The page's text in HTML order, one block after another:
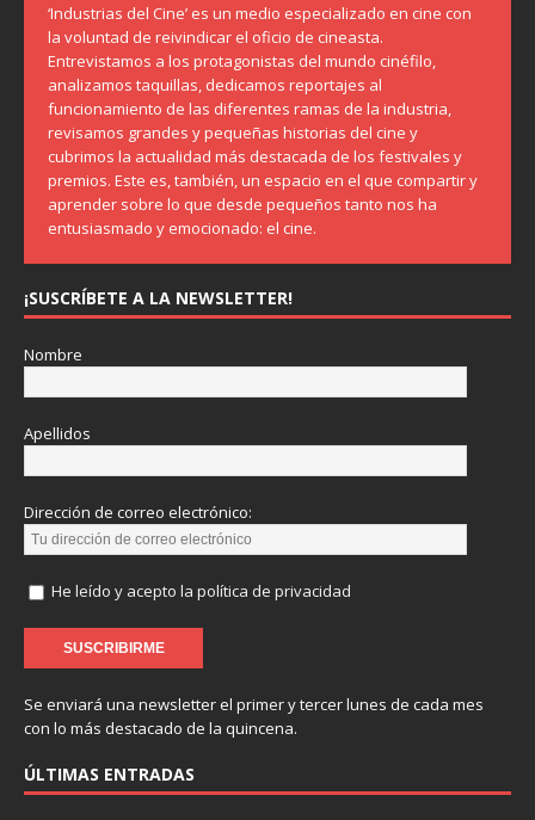
‘Industrias del Cine’ es un medio especializado en cine con
la voluntad de reivindicar el oficio de cineasta.
Entrevistamos a los protagonistas del mundo cinéfilo,
analizamos taquillas, dedicamos reportajes al
funcionamiento de las diferentes ramas de la industria,
revisamos grandes y pequeñas historias del cine y
cubrimos la actualidad más destacada de los festivales y
premios. Este es, también, un espacio en el que compartir y
aprender sobre lo que desde pequeños tanto nos ha
entusiasmado y emocionado: el cine.
¡SUSCRÍBETE A LA NEWSLETTER!
Nombre
Apellidos
Dirección de correo electrónico:
He leído y acepto la política de privacidad
Se enviará una newsletter el primer y tercer lunes de cada mes
con lo más destacado de la quincena.
ÚLTIMAS ENTRADAS